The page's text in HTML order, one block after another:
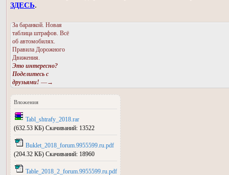
ЗДЕСЬ.
За баранкой. Новая
таблица штрафов. Всё
об автомобилях.
Правила Дорожного
Движения.
Это интересно?
Поделитесь с
друзьями! —→
Вложения
Tabl_shtrafy_2018.rar
(632.53 КБ) Скачиваний: 13522
Buklet_2018_forum.9955599.ru.pdf
(204.32 КБ) Скачиваний: 18960
Table_2018_2_forum.9955599.ru.pdf